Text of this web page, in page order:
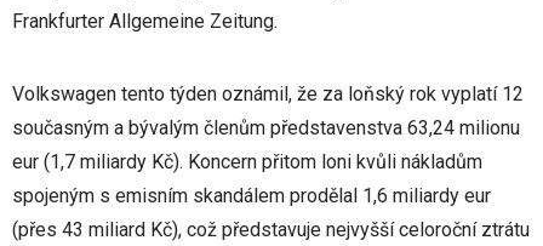
Frankfurter Allgemeine Zeitung.
Volkswagen tento týden oznámil, že za loňský rok vyplatí 12
současným a bývalým členům představenstva 63,24 milionu
eur (1,7 miliardy Kč). Koncern přitom loni kvůli nákladům
spojeným s emisním skandálem prodělal 1,6 miliardy eur
(přes 43 miliard Kč), což představuje nejvyšší celoroční ztrátu